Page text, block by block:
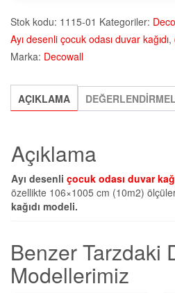
Stok kodu: 1115-01 Kategoriler:
Ayı desenli çocuk odası duvar kağıdı,
Marka: Decowall
AÇIKLAMA
Açıklama
Ayı desenli çocuk odası duvar
özellikte 106×1005 cm (10m2)
kağıdı modeli.
Benzer Tarzdaki
Modellerimiz